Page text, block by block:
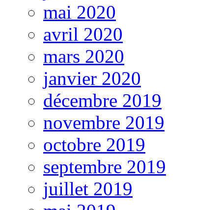
mai 2020
avril 2020
mars 2020
janvier 2020
décembre 2019
novembre 2019
octobre 2019
septembre 2019
juillet 2019